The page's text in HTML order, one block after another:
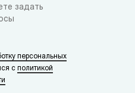
задать
персональных
с политикой